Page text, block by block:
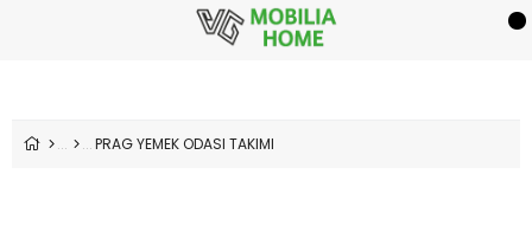
PRAG YEMEK ODASI TAKIMI